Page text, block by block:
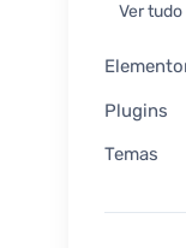
Ver tudo
Plugins
Temas